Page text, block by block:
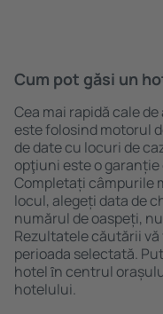
Cum pot găsi un
Cea mai rapidă cale
este folosind motorul
de date cu locuri de
opţiuni este o
Completați câmpurile
locul, alegeți data de
numărul de oaspeți,
Rezultatele căutării
perioada selectată.
hotel ȋn centrul
hotelului.